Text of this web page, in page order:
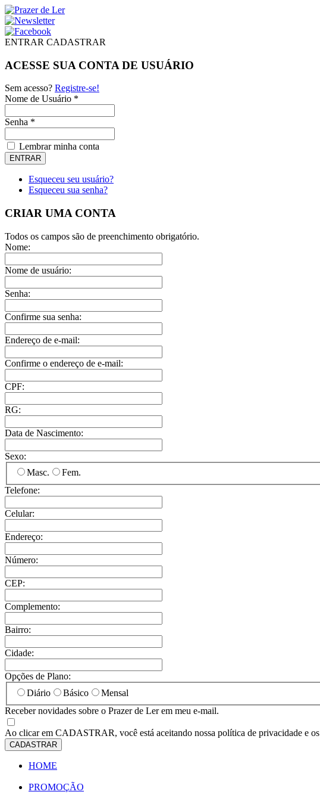
ENTRAR CADASTRAR
ACESSE SUA CONTA DE USUÁRIO
Sem acesso? Registre-se!
Nome de Usuário *
Senha *
Lembrar minha conta
Esqueceu seu usuário?
Esqueceu sua senha?
CRIAR UMA CONTA
Todos os campos são de preenchimento obrigatório.
Nome:
Nome de usuário:
Senha:
Confirme sua senha:
Endereço de e-mail:
Confirme o endereço de e-mail:
CPF:
RG:
Data de Nascimento:
Sexo:
Masc.
Fem.
Telefone:
Celular:
Endereço:
Número:
CEP:
Complemento:
Bairro:
Cidade:
Opções de Plano:
Diário
Básico
Mensal
Receber novidades sobre o Prazer de Ler em meu e-mail.
Ao clicar em CADASTRAR, você está aceitando nossa política de privacidade e os
CADASTRAR
HOME
PROMOÇÃO